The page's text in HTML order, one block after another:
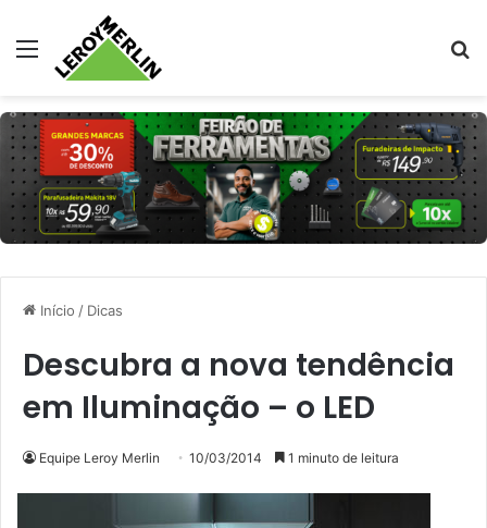
Menu
Início / Dicas
Descubra a nova tendência
em Iluminação – o LED
Equipe Leroy Merlin 10/03/2014 1 minuto de leitura